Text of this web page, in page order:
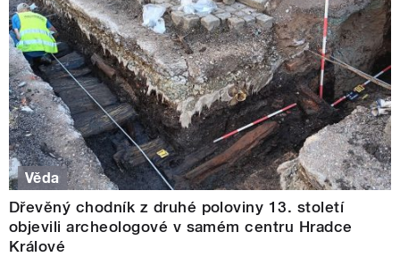
Věda
Dřevěný chodník z druhé poloviny 13. století
objevili archeologové v samém centru Hradce
Králové